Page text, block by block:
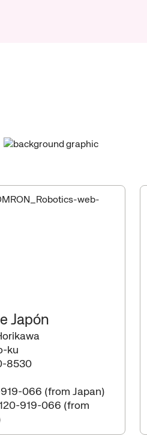
Japón
ku
8530
066 (from Japan)
919-066 (from